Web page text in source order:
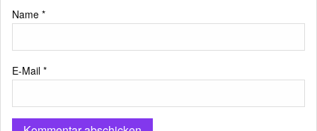
Name *
E-Mail *